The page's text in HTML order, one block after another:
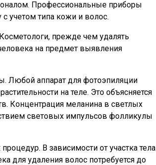
Профессиональные приборы
учетом типа кожи и волос.
прежде чем удалять
на предмет выявления
Любой аппарат для фотоэпиляции
на теле. Это объясняется
Концентрация меланина в светлых
световых импульсов фолликулы
В зависимости от участка тела
для удаления волос потребуется до